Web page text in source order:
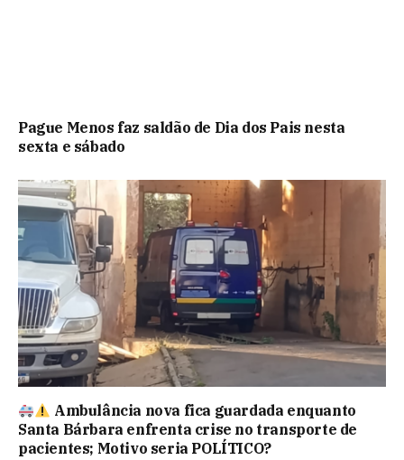
Pague Menos faz saldão de Dia dos Pais nesta
sexta e sábado
Ambulância nova fica guardada enquanto
Santa Bárbara enfrenta crise no transporte de
pacientes; Motivo seria POLÍTICO?